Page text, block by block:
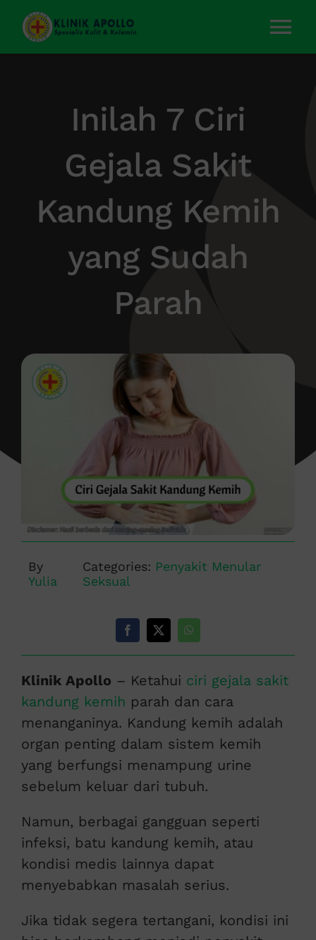
Skip
content
Layanan Kami
Tentang Kami
Artikel
Kontak Kami
Inilah 7 Ciri
Gejala Sakit
Kandung Kemih
yang Sudah
Parah
By
Yulia
Categories: Penyakit Menular
Seksual
Klinik Apollo – Ketahui ciri gejala sakit
kandung kemih parah dan cara
menanganinya. Kandung kemih adalah
organ penting dalam sistem kemih
yang berfungsi menampung urine
sebelum keluar dari tubuh.
Namun, berbagai gangguan seperti
infeksi, batu kandung kemih, atau
kondisi medis lainnya dapat
menyebabkan masalah serius.
Jika tidak segera tertangani, kondisi ini